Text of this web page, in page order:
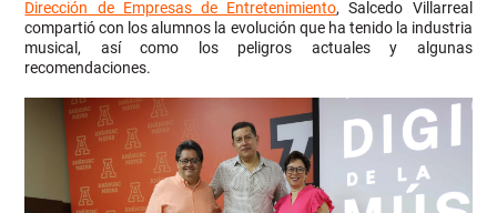
Dirección de Empresas de Entretenimiento, Salcedo Villarreal
compartió con los alumnos la evolución que ha tenido la industria
musical, así como los peligros actuales y algunas
recomendaciones.